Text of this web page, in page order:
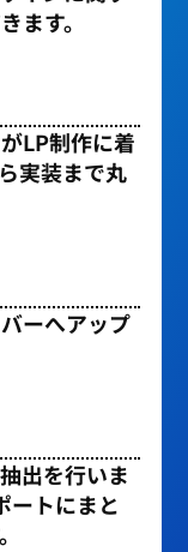
ます。
LP制作に着
実装まで丸
ーへアップ
出を行いま
ートにまと